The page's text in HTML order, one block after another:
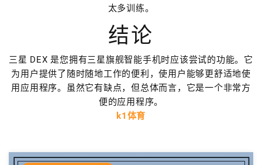
太多训练。
结论
三星 DEX 是您拥有三星旗舰智能手机时应该尝试的功能。它
为用户提供了随时随地工作的便利，使用户能够更舒适地使
用应用程序。虽然它有缺点，但总体而言，它是一个非常方
便的应用程序。
k1体育